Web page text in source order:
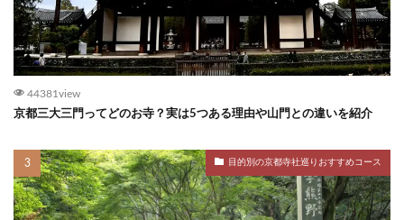
44381view
京都三大三門ってどのお寺？実は5つある理由や山門との違いを紹介
目的別の京都寺社巡りおすすめコース